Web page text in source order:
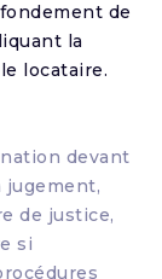
de
la
locataire.
devant
jugement,
de justice,
si